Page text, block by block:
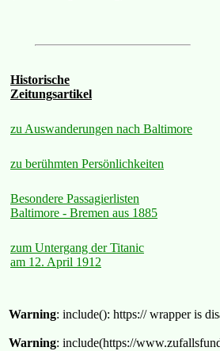
Historische
Zeitungsartikel
zu Auswanderungen nach Baltimore
zu berühmten Persönlichkeiten
Besondere Passagierlisten
Baltimore - Bremen aus 1885
zum Untergang der Titanic
am 12. April 1912
Warning: include(): https:// wrapper is
Warning: include(https://